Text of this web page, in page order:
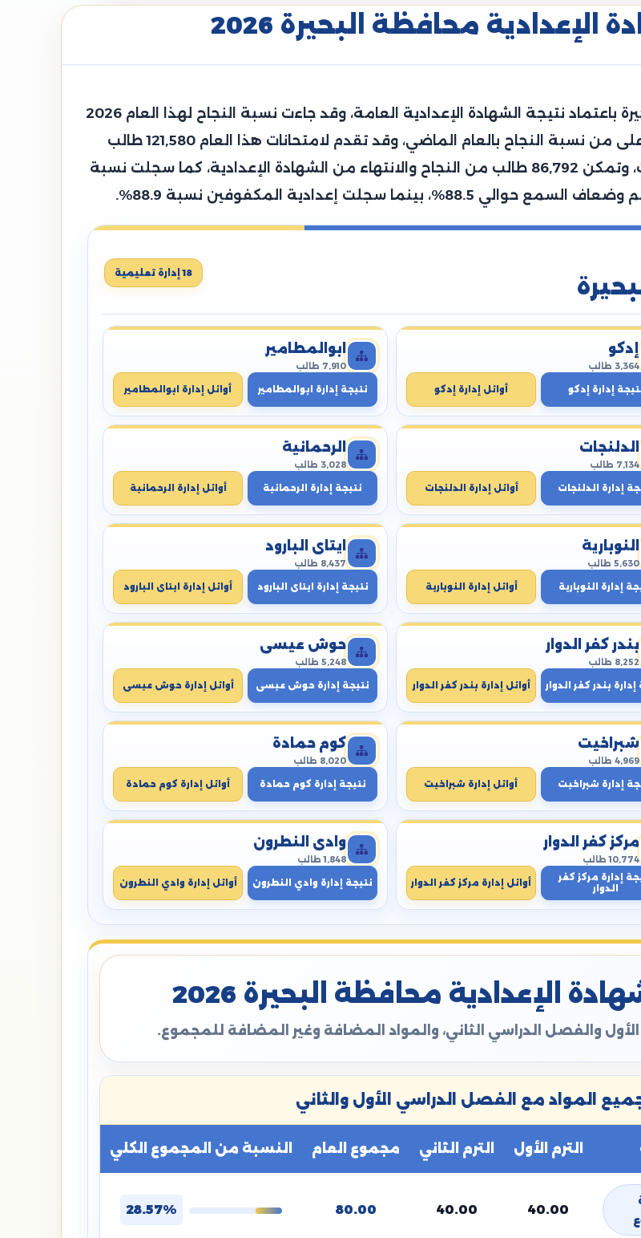
الإعدادية محافظة البحيرة 2026
قامت محافظة البحيرة الدكتورة جاكلين عازر محافظ البحيرة باعتماد نتيجة الشهادة الإعدادية العامة، وقد جاءت نسبة النجاح لهذا العام 2026
حوالي 72.09%، وجاءت هذه النتيجة مرضية جدًا وهي أعلى من نسبة النجاح بالعام الماضي، وقد تقدم لامتحانات هذا العام 121,580 طالب
وطالبة، تمكن منهم 120,394 طالب من حضور الاختبارات، وتمكن 86,792 طالب من النجاح والانتهاء من الشهادة الإعدادية، كما سجلت نسبة
18 إدارة تعليمية
إدكو
3,364 طالب
إدارة إدكو أوائل إدارة إدكو
ابوالمطامير
7,910 طالب
نتيجة إدارة ابوالمطامير أوائل إدارة ابوالمطامير
الدلنجات
7,134 طالب
إدارة الدلنجات أوائل إدارة الدلنجات
الرحمانية
3,028 طالب
نتيجة إدارة الرحمانية أوائل إدارة الرحمانية
النوبارية
5,630 طالب
إدارة النوبارية أوائل إدارة النوبارية
ايتاى البارود
8,437 طالب
نتيجة إدارة ايتاى البارود أوائل إدارة ايتاى البارود
بندر كفر الدوار
8,252 طالب
إدارة بندر كفر الدوار أوائل إدارة بندر كفر الدوار
حوش عيسى
5,248 طالب
نتيجة إدارة حوش عيسى أوائل إدارة حوش عيسى
شبراخيت
4,969 طالب
إدارة شبراخيت أوائل إدارة شبراخيت
كوم حمادة
8,020 طالب
نتيجة إدارة كوم حمادة أوائل إدارة كوم حمادة
مركز كفر الدوار
10,774 طالب
إدارة مركز كفر
الدوار
أوائل إدارة مركز كفر الدوار
وادي النطرون
1,848 طالب
نتيجة إدارة وادي النطرون أوائل إدارة وادي النطرون
الإعدادية محافظة البحيرة 2026
والفصل الدراسي الثاني، والمواد المضافة وغير المضافة للمجموع.
المواد مع الفصل الدراسي الأول والثاني
الترم الأول الترم الثاني مجموع العام النسبة من المجموع الكلي
40.00
40.00
80.00
28.57%